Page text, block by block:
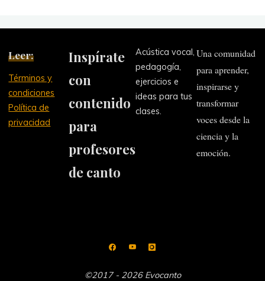
Leer:
Términos y
condiciones
Política de
privacidad
Inspírate
con
contenido
para
profesores
de canto
Acústica vocal,
pedagogía,
ejercicios e
ideas para tus
clases.
Una comunidad
para aprender,
inspirarse y
transformar
voces desde la
ciencia y la
emoción.
©2017 - 2026 Evocanto